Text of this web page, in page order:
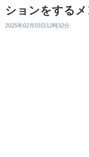
ションをする
2025年02月03日12時32分